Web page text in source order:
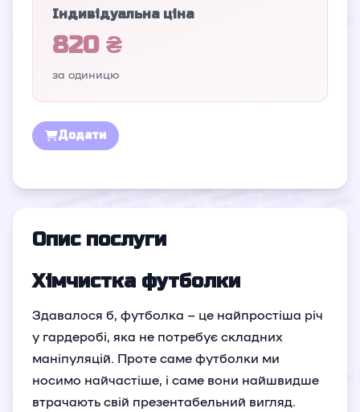
Індивідуальна ціна
820 ₴
за одиницю
Додати
Опис послуги
Хімчистка футболки
Здавалося б, футболка – це найпростіша річ
у гардеробі, яка не потребує складних
маніпуляцій. Проте саме футболки ми
носимо найчастіше, і саме вони найшвидше
втрачають свій презентабельний вигляд.